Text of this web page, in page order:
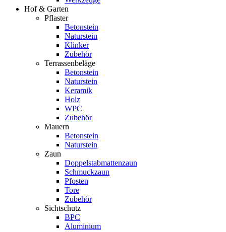
Hof & Garten
Pflaster
Betonstein
Naturstein
Klinker
Zubehör
Terrassenbeläge
Betonstein
Naturstein
Keramik
Holz
WPC
Zubehör
Mauern
Betonstein
Naturstein
Zaun
Doppelstabmattenzaun
Schmuckzaun
Pfosten
Tore
Zubehör
Sichtschutz
BPC
Aluminium